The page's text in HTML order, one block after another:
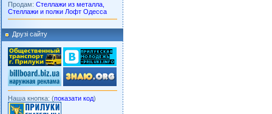
Продам: Стеллажи из металла,
Стеллажи и полки Лофт Одесса
Друзі сайту
Наша кнопка: (показати код)